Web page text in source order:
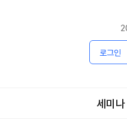
로그인
세미나